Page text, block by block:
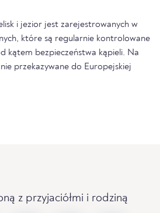
i jezior jest zarejestrowanych w
które są regularnie kontrolowane
kątem bezpieczeństwa kąpieli. Na
przekazywane do Europejskiej
z przyjaciółmi i rodziną